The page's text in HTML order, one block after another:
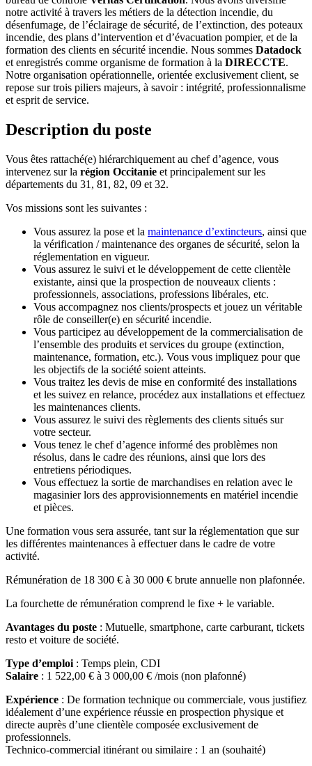
notre activité à travers les métiers de la détection incendie, du
désenfumage, de l’éclairage de sécurité, de l’extinction, des poteaux
incendie, des plans d’intervention et d’évacuation pompier, et de la
formation des clients en sécurité incendie. Nous sommes Datadock
et enregistrés comme organisme de formation à la DIRECCTE.
Notre organisation opérationnelle, orientée exclusivement client, se
repose sur trois piliers majeurs, à savoir : intégrité, professionnalisme
et esprit de service.
Description du poste
Vous êtes rattaché(e) hiérarchiquement au chef d’agence, vous
intervenez sur la région Occitanie et principalement sur les
départements du 31, 81, 82, 09 et 32.
Vos missions sont les suivantes :
Vous assurez la pose et la maintenance d’extincteurs, ainsi que
la vérification / maintenance des organes de sécurité, selon la
réglementation en vigueur.
Vous assurez le suivi et le développement de cette clientèle
existante, ainsi que la prospection de nouveaux clients :
professionnels, associations, professions libérales, etc.
Vous accompagnez nos clients/prospects et jouez un véritable
rôle de conseiller(e) en sécurité incendie.
Vous participez au développement de la commercialisation de
l’ensemble des produits et services du groupe (extinction,
maintenance, formation, etc.). Vous vous impliquez pour que
les objectifs de la société soient atteints.
Vous traitez les devis de mise en conformité des installations
et les suivez en relance, procédez aux installations et effectuez
les maintenances clients.
Vous assurez le suivi des règlements des clients situés sur
votre secteur.
Vous tenez le chef d’agence informé des problèmes non
résolus, dans le cadre des réunions, ainsi que lors des
entretiens périodiques.
Vous effectuez la sortie de marchandises en relation avec le
magasinier lors des approvisionnements en matériel incendie
et pièces.
Une formation vous sera assurée, tant sur la réglementation que sur
les différentes maintenances à effectuer dans le cadre de votre
activité.
Rémunération de 18 300 € à 30 000 € brute annuelle non plafonnée.
La fourchette de rémunération comprend le fixe + le variable.
Avantages du poste : Mutuelle, smartphone, carte carburant, tickets
resto et voiture de société.
Type d’emploi : Temps plein, CDI
Salaire : 1 522,00 € à 3 000,00 € /mois (non plafonné)
Expérience : De formation technique ou commerciale, vous justifiez
idéalement d’une expérience réussie en prospection physique et
directe auprès d’une clientèle composée exclusivement de
professionnels.
Technico-commercial itinérant ou similaire : 1 an (souhaité)